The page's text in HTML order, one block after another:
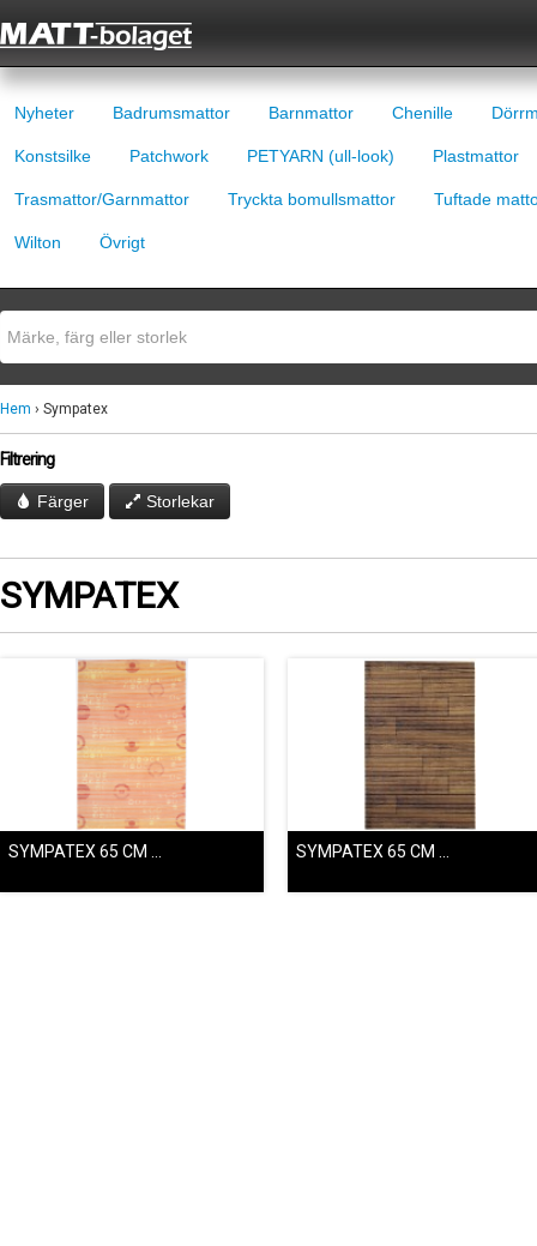
Nyheter Badrumsmattor Barnmattor Chenille
Konstsilke Patchwork PETYARN (ull-look) Plastmattor
Trasmattor/Garnmattor Tryckta bomullsmattor Tuftade
Wilton Övrigt
Hem › Sympatex
Filtrering
Färger Storlekar
SYMPATEX